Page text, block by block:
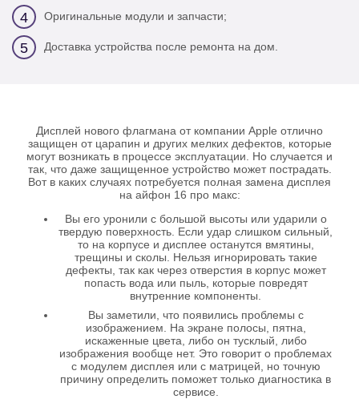
4 Оригинальные модули и запчасти;
5 Доставка устройства после ремонта на дом.
Дисплей нового флагмана от компании Apple отлично
защищен от царапин и других мелких дефектов, которые
могут возникать в процессе эксплуатации. Но случается и
так, что даже защищенное устройство может пострадать.
Вот в каких случаях потребуется полная замена дисплея
на айфон 16 про макс:
Вы его уронили с большой высоты или ударили о
твердую поверхность. Если удар слишком сильный,
то на корпусе и дисплее останутся вмятины,
трещины и сколы. Нельзя игнорировать такие
дефекты, так как через отверстия в корпус может
попасть вода или пыль, которые повредят
внутренние компоненты.
Вы заметили, что появились проблемы с
изображением. На экране полосы, пятна,
искаженные цвета, либо он тусклый, либо
изображения вообще нет. Это говорит о проблемах
с модулем дисплея или с матрицей, но точную
причину определить поможет только диагностика в
сервисе.